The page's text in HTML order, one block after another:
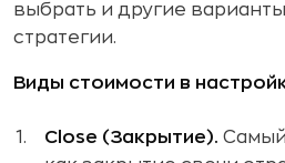
выбрать и другие
стратегии.
Виды стоимости в
Close (Закрытие). Самый